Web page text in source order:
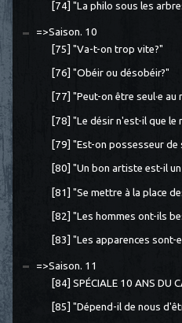
[74] "La philo sous les
=>Saison. 10
[75] "Va-t-on trop vite?"
[76] "Obéir ou désobéir?"
[77] "Peut-on être seul·e au
[78] "Le désir n'est-il que le
[79] "Est-on possesseur de
[80] "Un bon artiste est-il
[81] "Se mettre à la place
[82] "Les hommes ont-ils
[83] "Les apparences
=>Saison. 11
[84] SPÉCIALE 10 ANS DU
[85] "Dépend-il de nous